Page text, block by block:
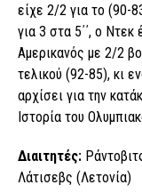
είχε 2/2 για το (90-
για 3 στα 5΄΄, ο
Αμερικανός με 2/2
τελικού (92-85), κι
αρχίσει για την
Ιστορία του
Διαιτητές:
Λάτισεβς (Λετονία)